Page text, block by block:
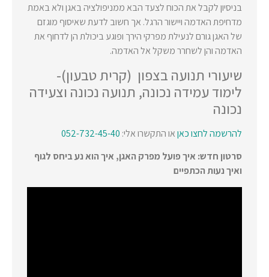
בניסיון לקבל את הכוח לצעד הבא ממניפולציה באגן ולא באמת
מדחיפת האדמה ויישור הרגל. אך חשוב לדעת שאיסוף מוגזם
של האגן גורם לנעילת מפרקי הירך ופוגע ביכולת הן לדחוף את
האדמה והן לשחרר משקל אל האדמה.
שיעורי תנועה בצפון (קרית טבעון)-
לימוד עמידה נכונה, תנועה נכונה וצעידה
נכונה
להרשמה לחצו כאןאו התקשרו אלי: 052-732-45-40
סרטון חדש: איך פועל מפרק האגן, איך הוא נע ביחס לגוף
ואיך נעות הכתפיים